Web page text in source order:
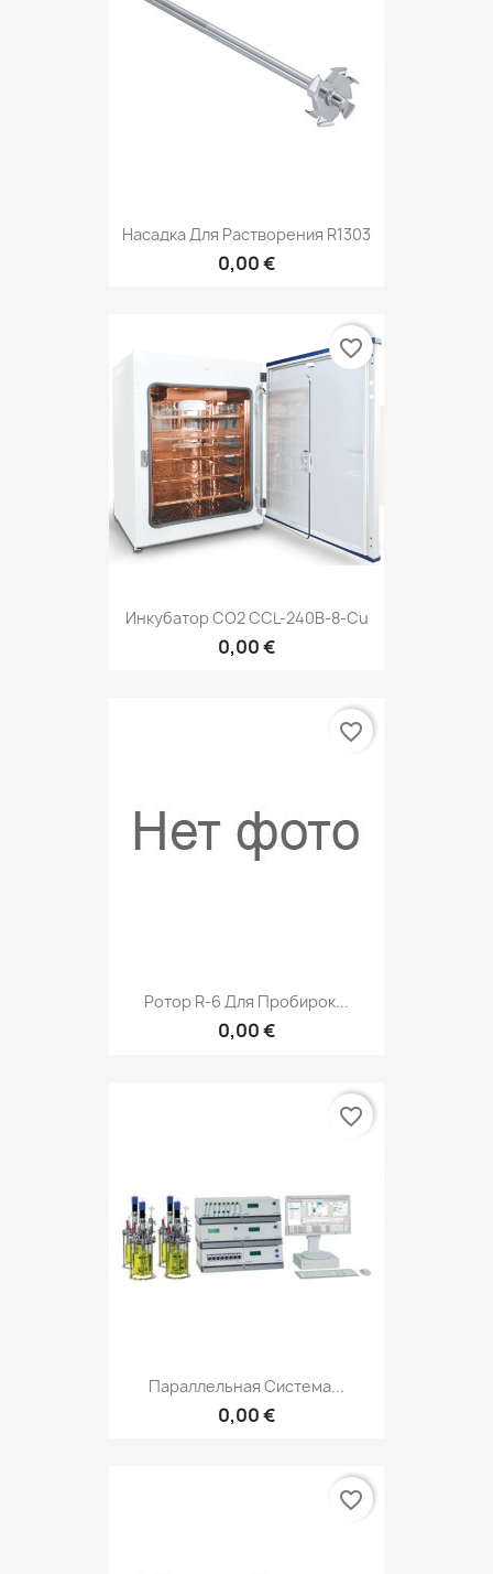
Насадка Для Растворения R1303
0,00 €
Инкубатор СО2 CCL-240B-8-Cu
0,00 €
favorite_border
Ротор R-6 Для Пробирок...
0,00 €
favorite_border
Параллельная Система...
0,00 €
favorite_border
favorite_border